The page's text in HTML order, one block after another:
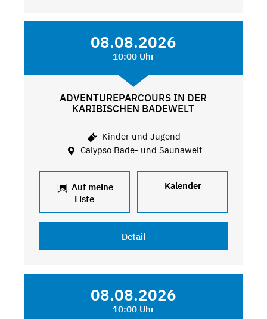
08.08.2026
10:00 Uhr
ADVENTUREPARCOURS IN DER
KARIBISCHEN BADEWELT
Kinder und Jugend
Calypso Bade- und Saunawelt
Auf meine
Liste
Kalender
Detail
08.08.2026
10:00 Uhr